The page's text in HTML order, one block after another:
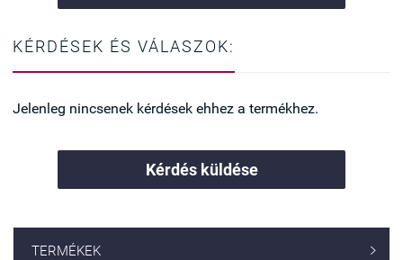
KÉRDÉSEK ÉS VÁLASZOK:
Jelenleg nincsenek kérdések ehhez a termékhez.
Kérdés küldése
TERMÉKEK 